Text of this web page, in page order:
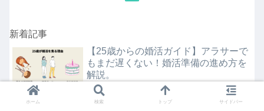
新着記事
【25歳からの婚活ガイド】アラサーで
もまだ遅くない！婚活準備の進め方を
解説。
タイミーでキャンセル理由は企業側に
ホーム 検索 トップ サイドバー